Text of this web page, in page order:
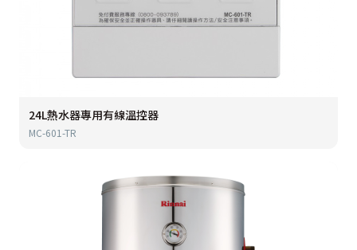
24L熱水器專用有線溫控器
MC-601-TR